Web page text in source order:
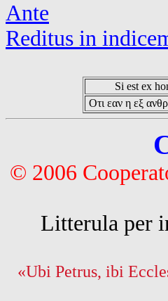
Ante
Reditus in
Si est ex
Οτι εαν η εξ
© 2006
Litterula per
«Ubi Petrus, ibi